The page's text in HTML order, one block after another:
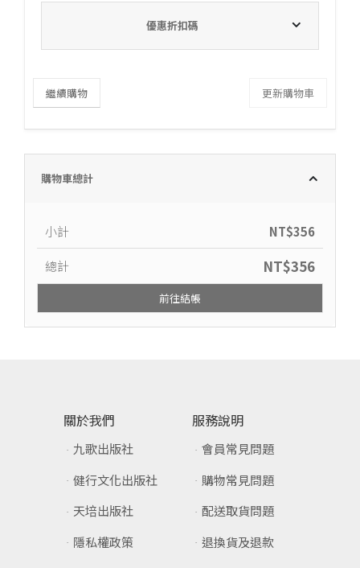
優惠折扣碼
繼續購物 更新購物車
購物車總計
小計 NT$356
總計 NT$356
前往結帳
關於我們
九歌出版社
健行文化出版社
天培出版社
隱私權政策
服務說明
會員常見問題
購物常見問題
配送取貨問題
退換貨及退款